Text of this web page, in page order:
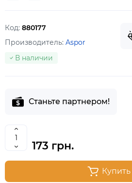
Код: 880177
Производитель: Aspor
В наличии
Станьте партнером!
173 грн.
Купить